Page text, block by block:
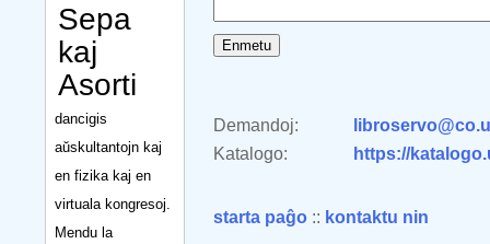
Sepa
kaj
Asorti
dancigis
aŭskultantojn kaj
en fizika kaj en
virtuala kongresoj.
Mendu la
Demandoj:
Katalogo:
https://
starta paĝo :: kontaktu nin